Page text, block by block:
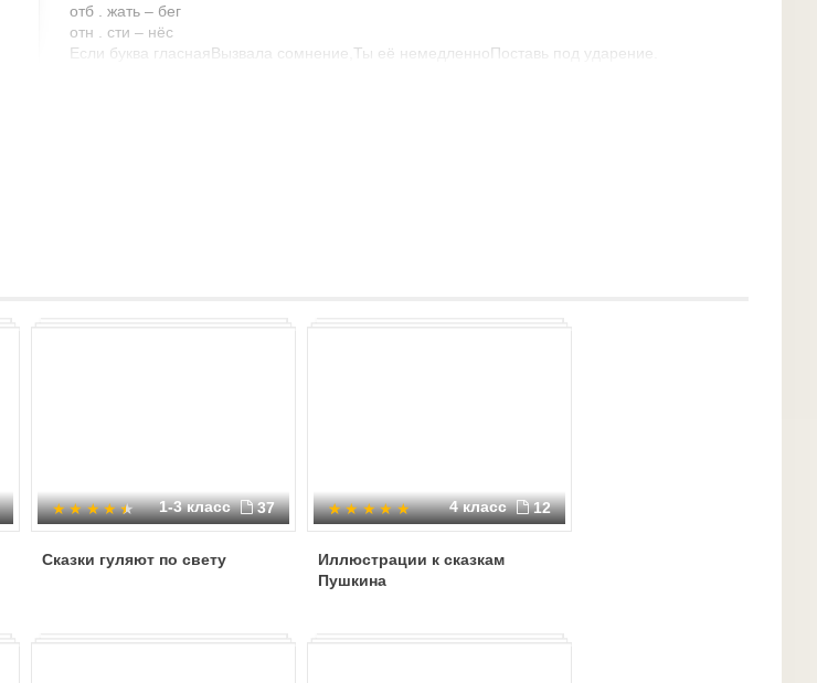
отб . жать – бег
отн . сти – нёс
Если буква гласнаяВызвала сомнение,Ты её немедленноПоставь под ударение.
1-3 класс 37
Сказки гуляют по свету
4 класс 12
Иллюстрации к сказкам
Пушкина